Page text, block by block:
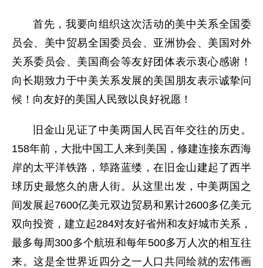
首先，我要向组织这次活动的美中关系全国委
员会、美中贸易全国委员会、亚洲协会、美国对外
关系委员会、美国商会等友好团体表示衷心感谢！
向长期致力于中美关系发展的美国朋友表示诚挚问
候！向友好的美国人民致以良好祝愿！
旧金山见证了中美两国人民百年交往的历史。
158年前，大批中国工人来到美国，修建连接东西海
岸的太平洋铁路，筚路蓝缕，在旧金山建起了西半
球历史最悠久的唐人街。从这里出发，中美两国之
间发展起7600亿美元双边贸易和累计2600多亿美元
双向投资，建立起284对友好省州和友好城市关系，
最多每周300多个航班和每年500多万人次的相互往
来。这是全世界近四分之一人口共同绘就的宏伟画